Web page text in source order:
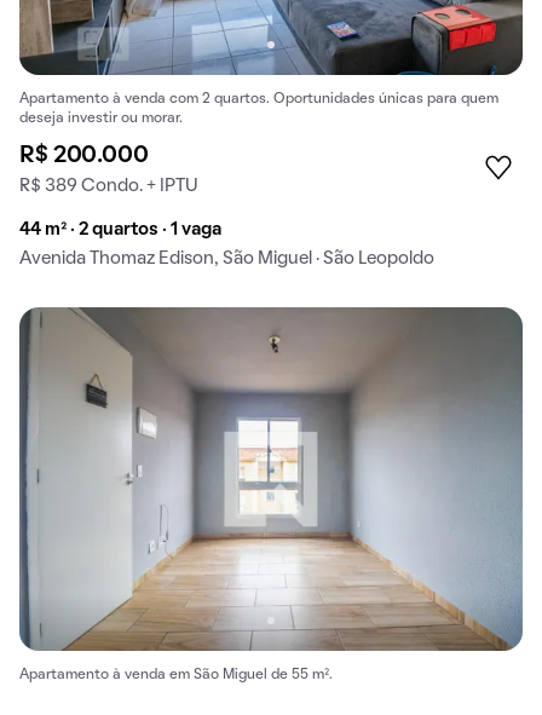
Apartamento à venda com 2 quartos. Oportunidades únicas para quem
deseja investir ou morar.
R$ 200.000
R$ 389 Condo. + IPTU
44 m² · 2 quartos · 1 vaga
Avenida Thomaz Edison, São Miguel · São Leopoldo
Apartamento à venda em São Miguel de 55 m².